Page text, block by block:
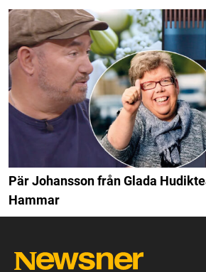
Pär Johansson från Glada
Hammar